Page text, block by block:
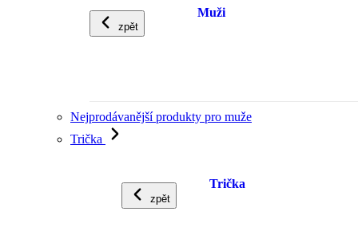
zpět
Muži
Nejprodávanější produkty pro muže
Trička
zpět
Trička